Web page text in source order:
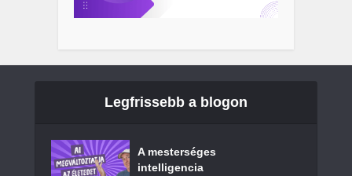
Legfrissebb a blogon
A mesterséges
intelligencia